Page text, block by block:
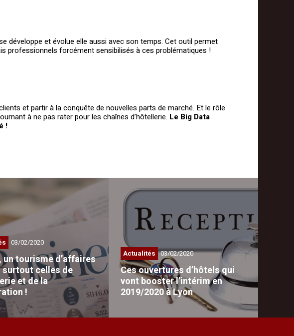
développe et évolue elle aussi avec son temps. Cet outil permet
professionnels forcément sensibilisés à ces problématiques !
et partir à la conquête de nouvelles parts de marché. Et le rôle
à ne pas rater pour les chaînes d’hôtellerie. Le Big Data
!
03/02/2020
un tourisme d’affaires
celles de
et de la
!
du tourisme d'affaires,
Actualités 03/02/2020
Ces ouvertures d’hôtels qui
vont booster l’intérim en
2019/2020 à Lyon
La carte de l'hôtellerie lyonnaise va
accueillir…